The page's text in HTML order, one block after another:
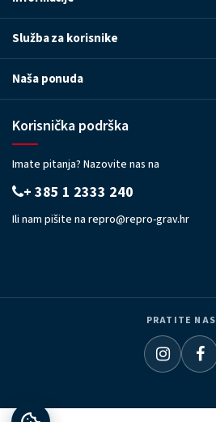
Služba za korisnike
Naša ponuda
Korisnička podrška
Imate pitanja? Nazovite nas na
+ 385 1 2333 240
Ili nam pišite na repro@repro-grav.hr
PRATITE NAS